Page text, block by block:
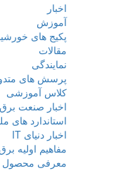
اخبار
آموزش
پکیج های
مقالات
نمایندگی
پرسش های
کلاس آموزشی
اخبار صنعت برق
استاندارد های
اخبار دنیای IT
مفاهیم اولیه
معرفی محصول